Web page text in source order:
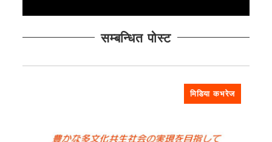
सम्बन्धित पोस्ट
मिडिया कभरेज